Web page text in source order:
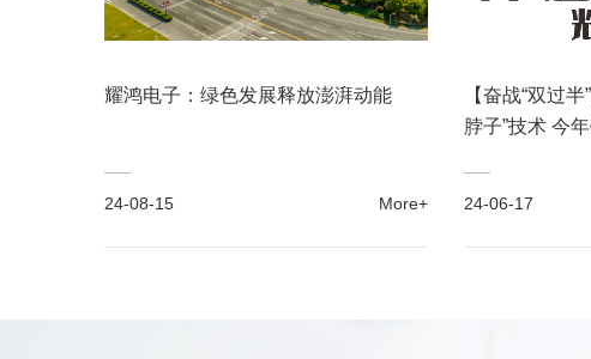
耀鸿电子：绿色发展释放澎湃动能
24-08-15 More+
【奋战“双过
脖子”技术 今
24-06-17